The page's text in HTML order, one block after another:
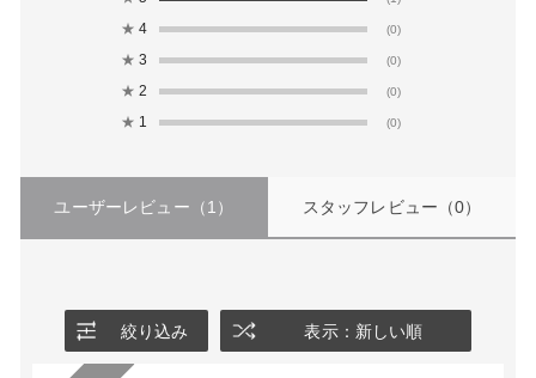
★ 4 (0)
★ 3 (0)
★ 2 (0)
★ 1 (0)
ユーザーレビュー （1） スタッフレビュー （0）
絞り込み 表示：新しい順